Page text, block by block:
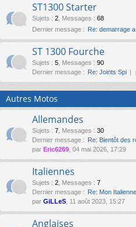
ST1300 Starter
Sujets : 2 Messages : 68
Dernier message : Re: demarrage
ST 1300 Fourche
Sujets : 5 Messages : 90
Dernier message : Re: Joints Spi
Autres Motos
Allemandes
Sujets : 7 Messages : 30
Dernier message : Re: Bientôt des
par Eric6269 , 04 mai 2026, 17:29
Italiennes
Sujets : 2 Messages : 7
Dernier message : Re: Mon
par GiLLeS , 11 août 2023, 15:27
Anglaises